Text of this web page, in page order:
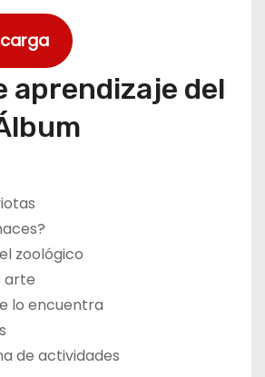
aprendizaje del
zoológico
arte
lo encuentra
de actividades